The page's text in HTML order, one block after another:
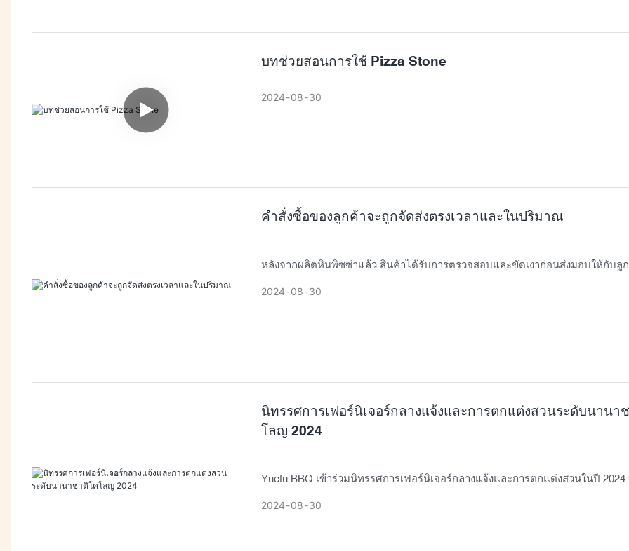
บทช่วยสอนการใช้ Pizza Stone
2024 08 30
คำสั่งซื้อของลูกค้าจะถูกจัดส่งตรงเวลาและในปริมาณ
หลังจากผลิตหินพิซซ่าแล้ว สินค้าได้รับการตรวจสอบและขัดเงาก่อนส่งมอบให้กับ
2024 08 30
นิทรรศการเฟอร์นิเจอร์กลางแจ้งและการตกแต่งสวนระดับนานา
โลญ 2024
Yuefu BBQ เข้าร่วมนิทรรศการเฟอร์นิเจอร์กลางแจ้งและการตกแต่งสวนในปี
2024 08 30